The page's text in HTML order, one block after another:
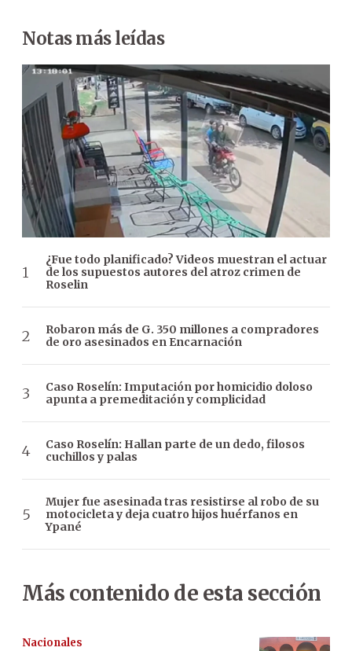
Notas más leídas
¿Fue todo planificado? Videos muestran el actuar
de los supuestos autores del atroz crimen de
Roselin
Robaron más de G. 350 millones a compradores
de oro asesinados en Encarnación
Caso Roselín: Imputación por homicidio doloso
apunta a premeditación y complicidad
Caso Roselín: Hallan parte de un dedo, filosos
cuchillos y palas
Mujer fue asesinada tras resistirse al robo de su
motocicleta y deja cuatro hijos huérfanos en
Ypané
Más contenido de esta sección
Nacionales